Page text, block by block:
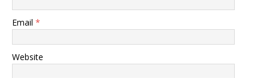
Email *
Website